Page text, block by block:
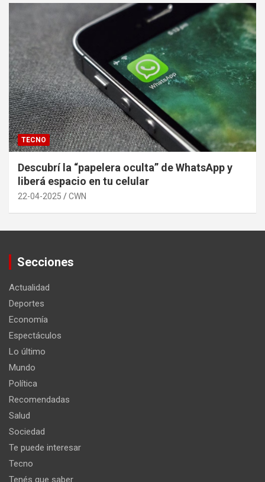
TECNO
Descubrí la “papelera oculta” de WhatsApp y
liberá espacio en tu celular
22-04-2025 CWN
Secciones
Actualidad
Deportes
Economía
Espectáculos
Lo último
Mundo
Política
Recomendadas
Salud
Sociedad
Te puede interesar
Tecno
Tenés que saber